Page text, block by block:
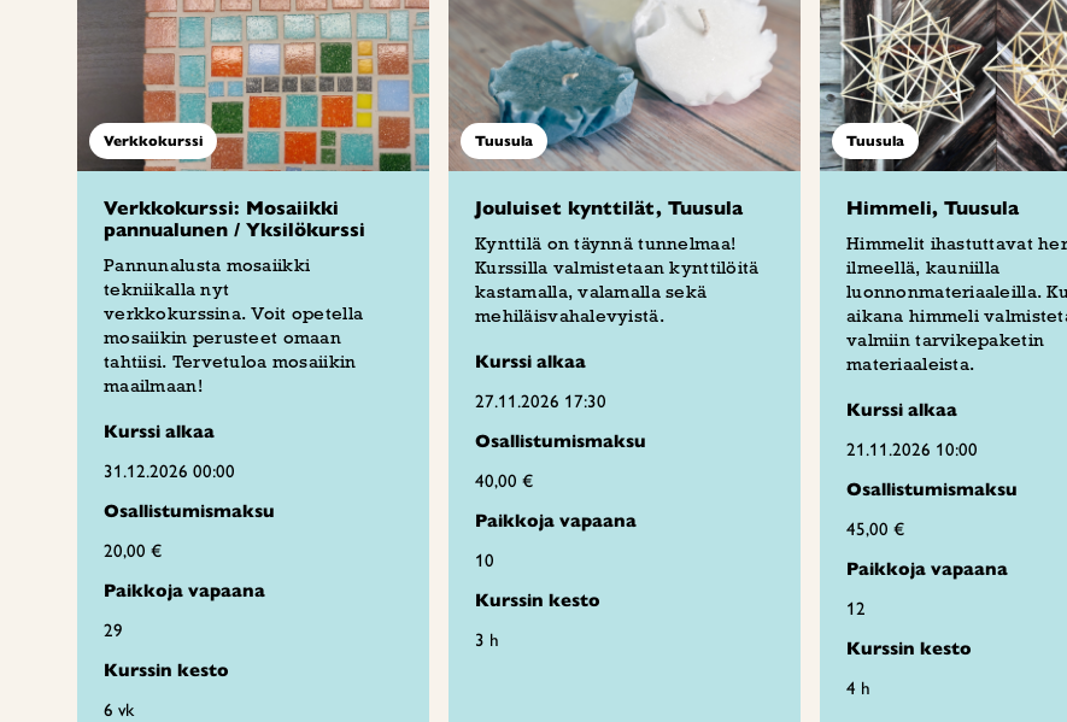
Verkkokurssi
Verkkokurssi: Mosaiikki
pannualunen / Yksilökurssi
Pannunalusta mosaiikki
tekniikalla nyt
verkkokurssina. Voit opetella
mosaiikin perusteet omaan
tahtiisi. Tervetuloa mosaiikin
maailmaan!
Kurssi alkaa
31.12.2026 00:00
Osallistumismaksu
20,00 €
Paikkoja vapaana
29
Kurssin kesto
6 vk
Tuusula
Jouluiset kynttilät, Tuusula
Kynttilä on täynnä tunnelmaa!
Kurssilla valmistetaan kynttilöitä
kastamalla, valamalla sekä
mehiläisvahalevyistä.
Kurssi alkaa
27.11.2026 17:30
Osallistumismaksu
40,00 €
Paikkoja vapaana
10
Kurssin kesto
3 h
Tuusula
Himmeli, Tuusula
Himmelit ihastuttavat
ilmeellä, kauniilla
luonnonmateriaaleilla.
aikana himmeli
valmiin tarvikepaketin
materiaaleista.
Kurssi alkaa
21.11.2026 10:00
Osallistumismaksu
45,00 €
Paikkoja vapaana
12
Kurssin kesto
4 h